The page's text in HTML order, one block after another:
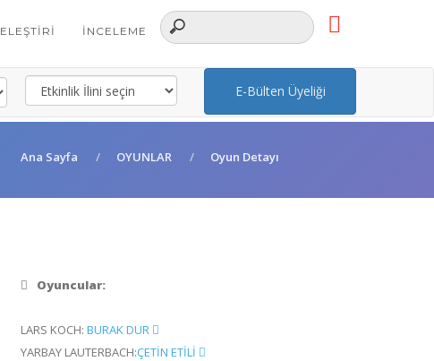
ELEŞTIRI İNCELEME
E-Bülten Üyeliği
Ana Sayfa OYUNLAR Oyun Detayı
Oyuncular:
LARS KOCH: BURAK DUR
YARBAY LAUTERBACH:ÇETİN ETİLİ